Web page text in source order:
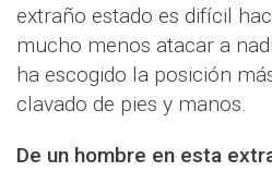
extraño estado es difícil
mucho menos atacar a
ha escogido la posición
clavado de pies y manos.
De un hombre en esta